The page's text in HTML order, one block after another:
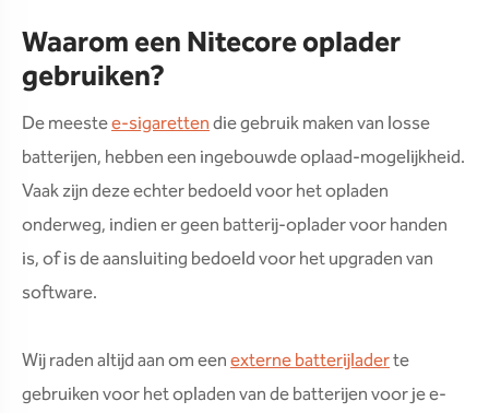
Waarom een Nitecore oplader
gebruiken?
De meestee-sigarettendie gebruik maken van losse
batterijen, hebben een ingebouwde oplaad-mogelijkheid.
Vaak zijn deze echter bedoeld voor het opladen
onderweg, indien er geen batterij-oplader voor handen
is, of is de aansluiting bedoeld voor het upgraden van
software.
Wij raden altijd aan om eenexterne batterijladerte
gebruiken voor het opladen van de batterijen voor je e-